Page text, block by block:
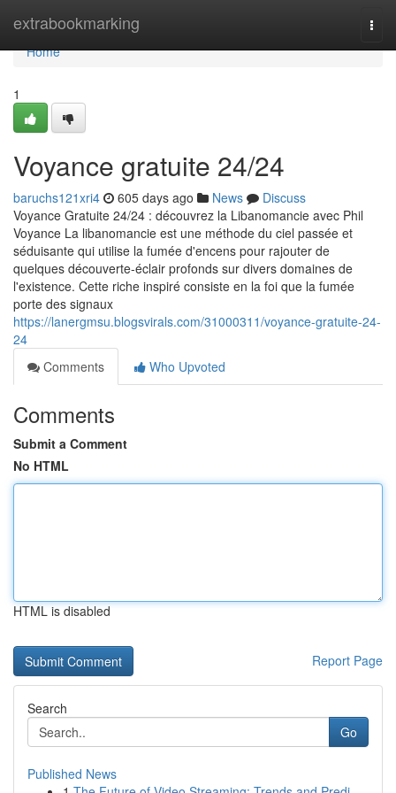
extrabookmarking
Home
Home
1
Voyance gratuite 24/24
baruchs121xri4 605 days ago News
Discuss
Voyance Gratuite 24/24 : découvrez la Libanomancie avec Phil
Voyance La libanomancie est une méthode du ciel passée et
séduisante qui utilise la fumée d'encens pour rajouter de
quelques découverte-éclair profonds sur divers domaines de
l'existence. Cette riche inspiré consiste en la foi que la fumée
porte des signaux
https://lanergmsu.blogsvirals.com/31000311/voyance-gratuite-24-
24
Comments
Who Upvoted
Comments
Submit a Comment
No HTML
HTML is disabled
Report Page
Search
Go
Published News